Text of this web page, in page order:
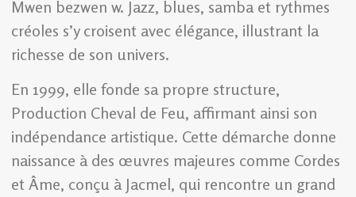
Mwen bezwen w. Jazz, blues, samba et rythmes
créoles s’y croisent avec élégance, illustrant la
richesse de son univers.
En 1999, elle fonde sa propre structure,
Production Cheval de Feu, affirmant ainsi son
indépendance artistique. Cette démarche donne
naissance à des œuvres majeures comme Cordes
et Âme, conçu à Jacmel, qui rencontre un grand